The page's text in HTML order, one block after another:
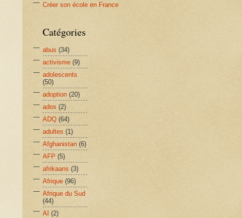
Créer son école en France
Catégories
abus (34)
activisme (9)
adolescents
(50)
adoption (20)
ados (2)
ADQ (64)
adultes (1)
Afghanistan (6)
AFP (5)
afrikaans (3)
Afrique (96)
Afrique du Sud
(44)
AI (2)